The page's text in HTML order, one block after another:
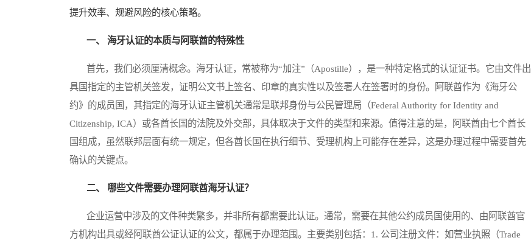
提升效率、规避风险的核心策略。
一、 海牙认证的本质与阿联酋的特殊性
首先，我们必须厘清概念。海牙认证，常被称为“加注”（Apostille），是一种特定格式的认证证书。它由文件出
具国指定的主管机关签发，证明公文书上签名、印章的真实性以及签署人在签署时的身份。阿联酋作为《海牙公
约》的成员国，其指定的海牙认证主管机关通常是联邦身份与公民管理局（Federal Authority for Identity and
Citizenship, ICA）或各酋长国的法院及外交部，具体取决于文件的类型和来源。值得注意的是，阿联酋由七个酋长
国组成，虽然联邦层面有统一规定，但各酋长国在执行细节、受理机构上可能存在差异，这是办理过程中需要首先
确认的关键点。
二、 哪些文件需要办理阿联酋海牙认证？
企业运营中涉及的文件种类繁多，并非所有都需要此认证。通常，需要在其他公约成员国使用的、由阿联酋官
方机构出具或经阿联酋公证认证的公文，都属于办理范围。主要类别包括：1. 公司注册文件：如营业执照（Trade